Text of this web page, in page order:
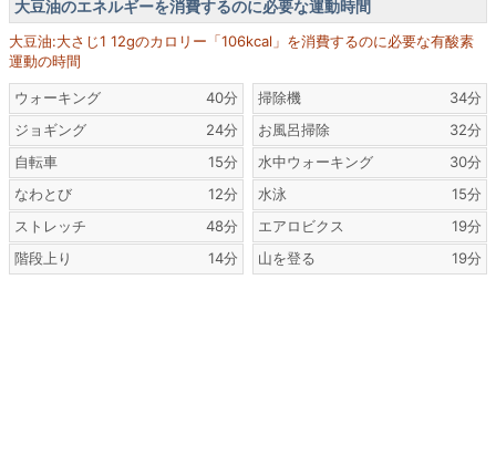
大豆油のエネルギーを消費するのに必要な運動時間
大豆油:大さじ1 12gのカロリー「106kcal」を消費するのに必要な有酸素
運動の時間
ウォーキング
40分
ジョギング
24分
自転車
15分
なわとび
12分
ストレッチ
48分
階段上り
14分
掃除機
34分
お風呂掃除
32分
水中ウォーキング
30分
水泳
15分
エアロビクス
19分
山を登る
19分